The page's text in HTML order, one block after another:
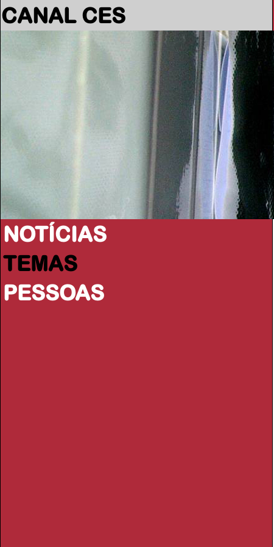
CANAL CES
NOTÍCIAS
TEMAS
PESSOAS